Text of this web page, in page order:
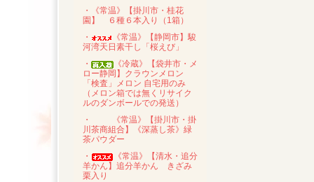
・《常温》【掛川市・桂花
園】 ６種６本入り（1箱）
・
《常温》【静岡市】駿
河湾天日素干し「桜えび」
・
《冷蔵》【袋井市・メ
ロー静岡】クラウンメロン
「検査」メロン 自宅用のみ
（メロン箱では無くリサイク
ルのダンボールでの発送）
・
《常温》【掛川市・掛
川茶商組合】《深蒸し茶》緑
茶パウダー
・
《常温》【清水・追分
羊かん】追分羊かん きざみ
栗入り